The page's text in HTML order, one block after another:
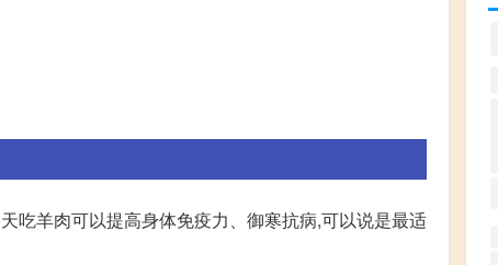
吃羊肉可以提高身体免疫力、御寒抗病,可以说是最适